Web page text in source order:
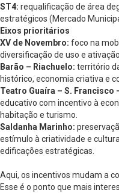
ST4: requalificação de área
estratégicos (Mercado
Eixos prioritários
XV de Novembro: foco na
diversificação de uso e
Barão – Riachuelo: território
histórico, economia criativa e
Teatro Guaíra – S. Francisco
educativo com incentivo à
habitação e turismo.
Saldanha Marinho:
estímulo à criatividade e
edificações estratégicas.
Aqui, os incentivos mudam a
Esse é o ponto que mais